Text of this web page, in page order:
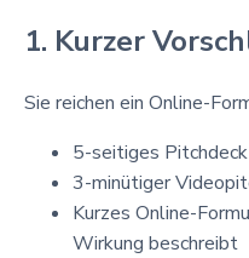
1. Kurzer
Sie reichen ein Online-
5-seitiges Pitchdeck
3-minütiger
Kurzes Online-
Wirkung beschreibt